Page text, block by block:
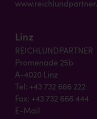
Linz
REICHLUNDPARTNER
Promenade 25b
A-4020 Linz
Tel: +43 732 666 222
Fax: +43 732 666 444
E-Mail